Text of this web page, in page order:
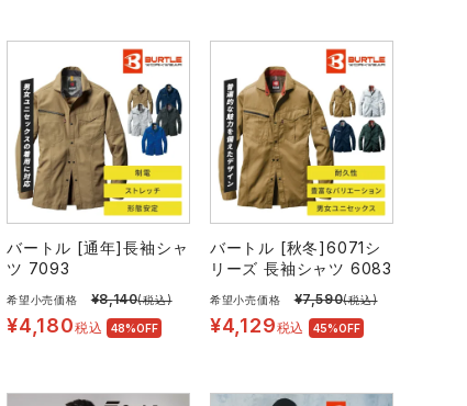
バートル [通年]長袖シャ
ツ 7093
希望小売価格 ¥8,140(税込)
¥4,180税込 48%OFF
バートル [秋冬]6071シ
リーズ 長袖シャツ 6083
希望小売価格 ¥7,590(税込)
¥4,129税込 45%OFF